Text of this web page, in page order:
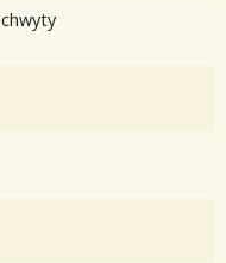
chwyty